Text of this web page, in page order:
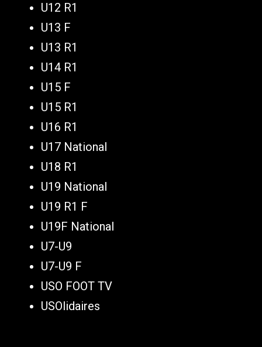
U12 R1
U13 F
U13 R1
U14 R1
U15 F
U15 R1
U16 R1
U17 National
U18 R1
U19 National
U19 R1 F
U19F National
U7-U9
U7-U9 F
USO FOOT TV
USOlidaires